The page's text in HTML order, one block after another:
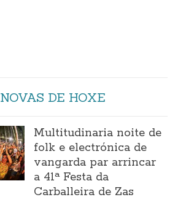
NOVAS DE HOXE
Multitudinaria noite de
folk e electrónica de
vangarda par arrincar
a 41ª Festa da
Carballeira de Zas